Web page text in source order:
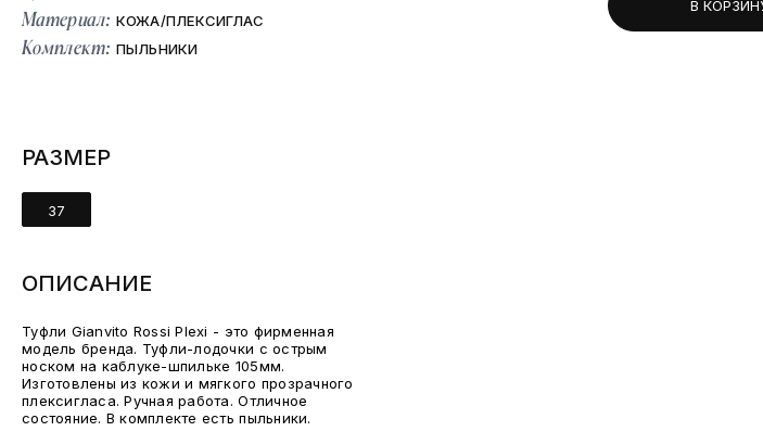
Материал: КОЖА/ПЛЕКСИГЛАС
Комплект: ПЫЛЬНИКИ
В
РАЗМЕР
37
ОПИСАНИЕ
Туфли Gianvito Rossi Plexi - это фирменная
модель бренда. Туфли-лодочки с острым
носком на каблуке-шпильке 105мм.
Изготовлены из кожи и мягкого прозрачного
плексигласа. Ручная работа. Отличное
состояние. В комплекте есть пыльники.